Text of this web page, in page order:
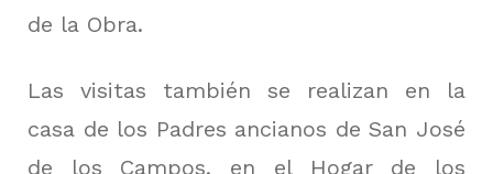
de la Obra.
Las visitas también se realizan en la
casa de los Padres ancianos de San José
de los Campos, en el Hogar de los